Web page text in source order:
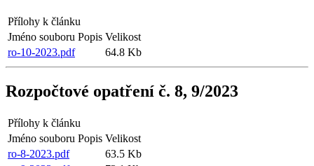
Přílohy k článku
Jméno souboru Popis Velikost
ro-10-2023.pdf
64.8 Kb
Rozpočtové opatření č. 8, 9/2023
Přílohy k článku
Jméno souboru Popis Velikost
ro-8-2023.pdf
63.5 Kb